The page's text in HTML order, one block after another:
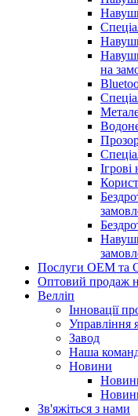
на
Послуги OEM та
Оптовий продаж
Велліп
Інновації
Управління
Завод
Наша
Новини
Зв'яжіться з нами